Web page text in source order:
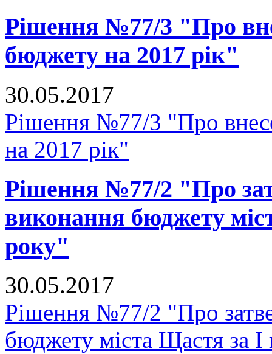
Рішення №77/3 "Про
бюджету на 2017 рік"
30.05.2017
Рішення №77/3 "Про
на 2017 рік"
Рішення №77/2 "Про
виконання бюджету
року"
30.05.2017
Рішення №77/2 "Про
бюджету міста Щастя за I